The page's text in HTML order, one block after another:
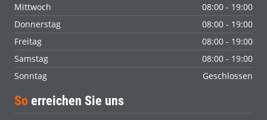
Mittwoch
08:00 - 19:00
Donnerstag
08:00 - 19:00
Freitag
08:00 - 19:00
Samstag
08:00 - 19:00
Sonntag
Geschlossen
So erreichen Sie uns